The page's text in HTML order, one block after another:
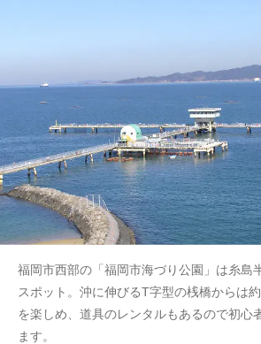
福岡市西部の「福岡市海づり公園」は糸島
スポット。沖に伸びるT字型の桟橋からは
を楽しめ、道具のレンタルもあるので初心
ます。